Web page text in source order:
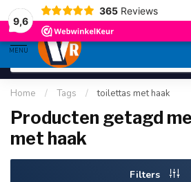
9,6
365 Reviews
gratis verzending>80,-
MENU
Home / Tags / toilettas met haak
Producten getagd
met haak
Filters